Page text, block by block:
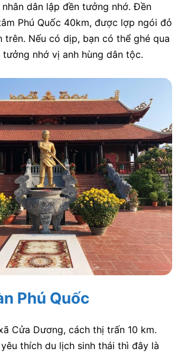
dân lập đền tưởng nhớ. Đền
Phú Quốc 40km, được lợp ngói đỏ
trên. Nếu có dịp, bạn có thể ghé qua
nhớ vị anh hùng dân tộc.
Phú Quốc
Cửa Dương, cách thị trấn 10 km.
thích du lịch sinh thái thì đây là